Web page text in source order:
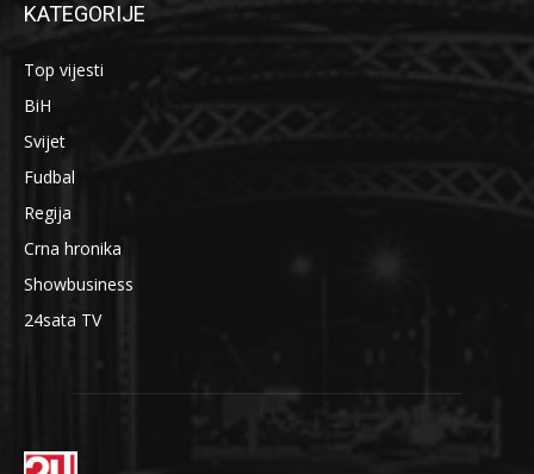
KATEGORIJE
Top vijesti
BiH
Svijet
Fudbal
Regija
Crna hronika
Showbusiness
24sata TV